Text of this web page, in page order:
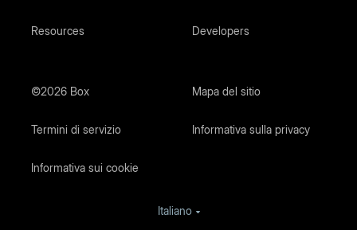
Resources Developers
©2026Box Mapa del sitio
Termini di servizio Informativa sulla privacy
Informativa sui cookie
Italiano